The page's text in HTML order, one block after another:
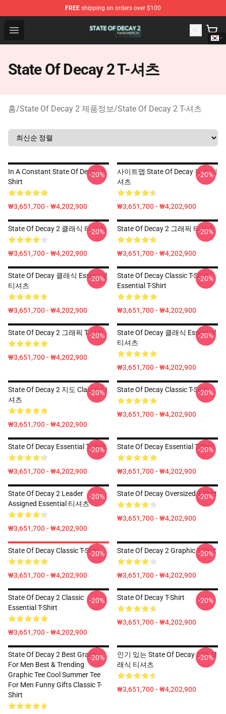
FREE shipping on orders over $100
Open menu
State Of Decay 2 Shop - Official State Of Decay 2
State Of Decay 2 T-셔츠
홈/State Of Decay 2 제품정보/State Of Decay 2 T-셔츠
In A Constant State Of Decay T-
Shirt
₩3,651,700 - ₩4,202,900
-20%
사이트맵 State Of Decay 필수 티
셔츠
₩3,651,700 - ₩4,202,900
-20%
State Of Decay 2 클래식 티셔츠
₩3,651,700 - ₩4,202,900
-20% State Of Decay 2 그래픽 티셔츠
₩3,651,700 - ₩4,202,900
-20%
State Of Decay 클래식 Essential
티셔츠
₩3,651,700 - ₩4,202,900
-20%
State Of Decay Classic T-Shirt
Essential T-Shirt
₩3,651,700 - ₩4,202,900
-20%
State Of Decay 2 그래픽 T 셔츠
₩3,651,700 - ₩4,202,900
-20%
State Of Decay 클래식 Essential
티셔츠
₩3,651,700 - ₩4,202,900
-20%
State Of Decay 2 지도 Classic 티
셔츠
₩3,651,700 - ₩4,202,900
-20% State Of Decay Classic T-Shirt
₩3,651,700 - ₩4,202,900
-20%
State Of Decay Essential T-Shirt
₩3,651,700 - ₩4,202,900
-20% State Of Decay Essential T-Shirt
₩3,651,700 - ₩4,202,900
-20%
State Of Decay 2 Leader
Assigned Essential 티셔츠
₩3,651,700 - ₩4,202,900
-20% State Of Decay Oversized T-Shirt
₩3,651,700 - ₩4,202,900
-20%
State Of Decay Classic T-Shirt
₩3,651,700 - ₩4,202,900
-20% State Of Decay 2 Graphic T-Shirt
₩3,651,700 - ₩4,202,900
-20%
State Of Decay 2 Classic
Essential T-Shirt
₩3,651,700 - ₩4,202,900
-20% State Of Decay T-Shirt
₩3,651,700 - ₩4,202,900
-20%
State Of Decay 2 Best Graphic
For Men Best & Trending
Graphic Tee Cool Summer Tee
For Men Funny Gifts Classic T-
Shirt
-20%
인기 있는 State Of Decay 2 팬 클
래식 티셔츠
₩3,651,700 - ₩4,202,900
-20%